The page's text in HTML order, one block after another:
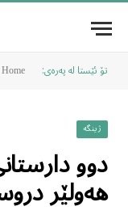
تۆ ئێستا لە پەرەی: Home
ژینگە
دوو
هەولێر